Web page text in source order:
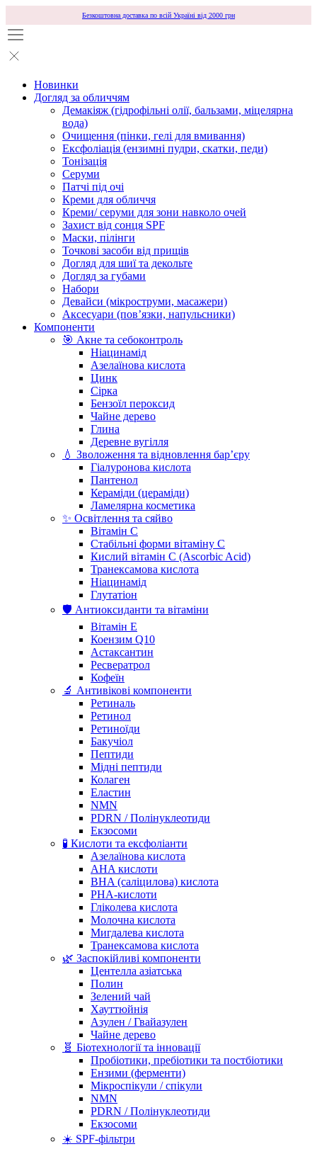
Безкоштовна доставка по всій Україні від 2000 грн
Новинки
Догляд за обличчям
Демакіяж (гідрофільні олії, бальзами, міцелярна
вода)
Очищення (пінки, гелі для вмивання)
Ексфоліація (ензимні пудри, скатки, педи)
Тонізація
Серуми
Патчі під очі
Креми для обличчя
Креми/ серуми для зони навколо очей
Захист від сонця SPF
Маски, пілінги
Точкові засоби від прищів
Догляд для шиї та декольте
Догляд за губами
Набори
Девайси (мікроструми, масажери)
Аксесуари (повʼязки, напульсники)
Компоненти
🎯 Акне та себоконтроль
Ніацинамід
Азелаїнова кислота
Цинк
Сірка
Бензоїл пероксид
Чайне дерево
Глина
Деревне вугілля
💧 Зволоження та відновлення бар’єру
Гіалуронова кислота
Пантенол
Кераміди (цераміди)
Ламелярна косметика
✨ Освітлення та сяйво
Вітамін С
Стабільні форми вітаміну С
Кислий вітамін С (Ascorbic Acid)
Транексамова кислота
Ніацинамід
Глутатіон
🛡️ Антиоксиданти та вітаміни
Вітамін Е
Коензим Q10
Астаксантин
Ресвератрол
Кофеїн
🔬 Антивікові компоненти
Ретиналь
Ретинол
Ретиноїди
Бакучіол
Пептиди
Мідні пептиди
Колаген
Еластин
NMN
PDRN / Полінуклеотиди
Екзосоми
🧪 Кислоти та ексфоліанти
Азелаїнова кислота
AHA кислоти
BHA (саліцилова) кислота
PHA-кислоти
Гліколева кислота
Молочна кислота
Мигдалева кислота
Транексамова кислота
🌿 Заспокійливі компоненти
Центелла азіатська
Полин
Зелений чай
Хауттюйнія
Азулен / Гвайазулен
Чайне дерево
🧬 Біотехнології та інновації
Пробіотики, пребіотики та постбіотики
Ензими (ферменти)
Мікроспікули / спікули
NMN
PDRN / Полінуклеотиди
Екзосоми
☀️ SPF-фільтри